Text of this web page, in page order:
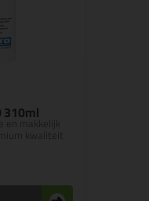
310ml
makkelijk